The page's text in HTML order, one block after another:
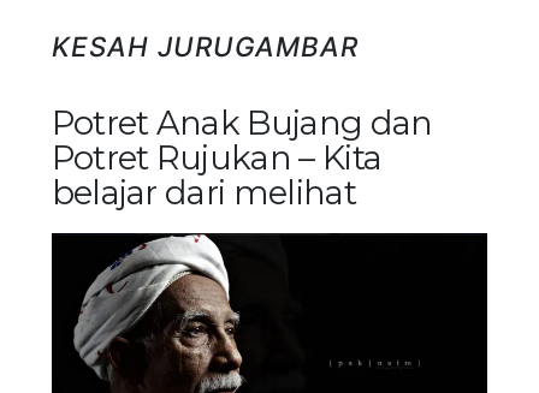
KESAH JURUGAMBAR
Potret Anak Bujang dan
Potret Rujukan – Kita
belajar dari melihat